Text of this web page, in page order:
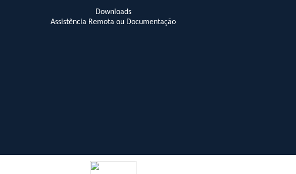
Downloads
Assistência Remota ou Documentação